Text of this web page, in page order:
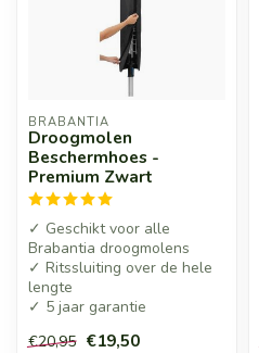
BRABANTIA
Droogmolen
Beschermhoes -
Premium Zwart
✓ Geschikt voor alle
Brabantia droogmolens
✓ Ritssluiting over de hele
lengte
✓ 5 jaar garantie
€20,95 €19,50